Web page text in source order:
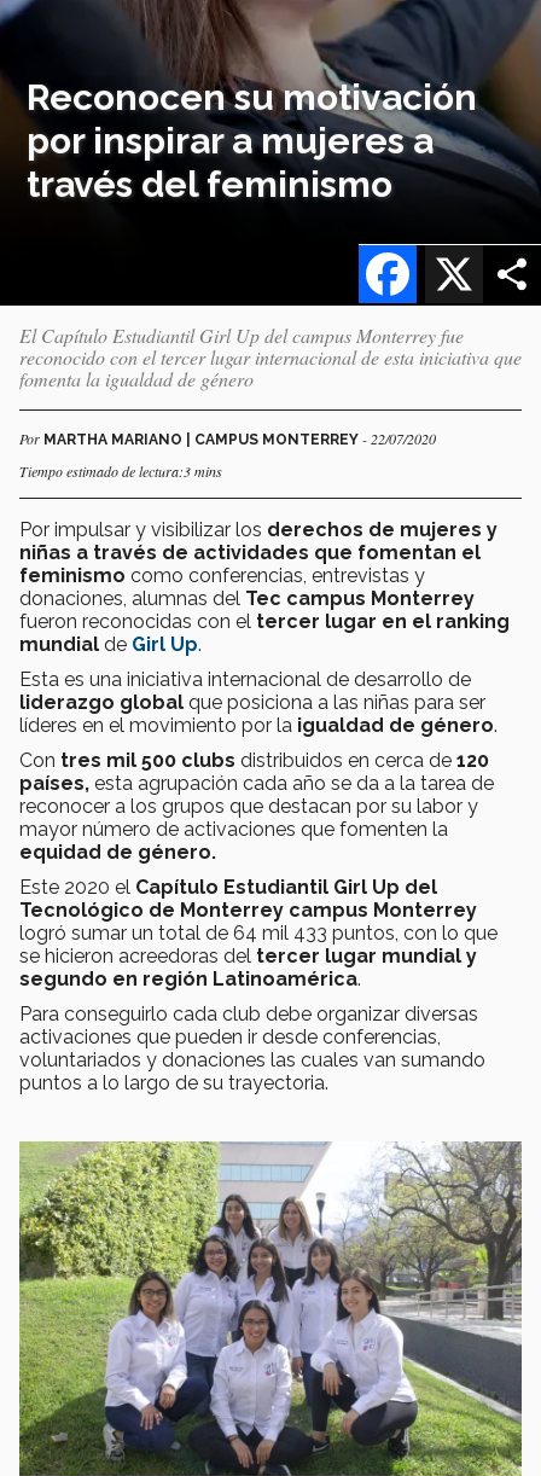
Reconocen su motivación
por inspirar a mujeres a
través del feminismo
X
Facebook
El Capítulo Estudiantil Girl Up del campus Monterrey fue
reconocido con el tercer lugar internacional de esta iniciativa que
fomenta la igualdad de género
Por MARTHA MARIANO | CAMPUS MONTERREY - 22/07/2020
Tiempo estimado de lectura:3 mins
Por impulsar y visibilizar los derechos de mujeres y
niñas a través de actividades que fomentan el
feminismo como conferencias, entrevistas y
donaciones, alumnas del Tec campus Monterrey
fueron reconocidas con el tercer lugar en el ranking
mundial de Girl Up.
Esta es una iniciativa internacional de desarrollo de
liderazgo global que posiciona a las niñas para ser
líderes en el movimiento por la igualdad de género.
Con tres mil 500 clubs distribuidos en cerca de 120
países, esta agrupación cada año se da a la tarea de
reconocer a los grupos que destacan por su labor y
mayor número de activaciones que fomenten la
equidad de género.
Este 2020 el Capítulo Estudiantil Girl Up del
Tecnológico de Monterrey campus Monterrey
logró sumar un total de 64 mil 433 puntos, con lo que
se hicieron acreedoras del tercer lugar mundial y
segundo en región Latinoamérica.
Para conseguirlo cada club debe organizar diversas
activaciones que pueden ir desde conferencias,
voluntariados y donaciones las cuales van sumando
puntos a lo largo de su trayectoria.